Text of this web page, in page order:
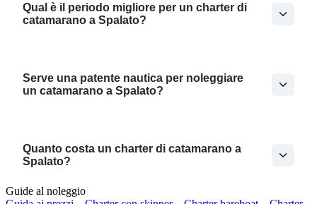
Qual è il periodo migliore per un charter di
catamarano a Spalato?
Serve una patente nautica per noleggiare
un catamarano a Spalato?
Quanto costa un charter di catamarano a
Spalato?
Guide al noleggio